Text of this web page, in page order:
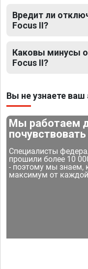
Вредит ли
Focus II?
Каковы минусы
Focus II?
Вы не узнаете
Мы работаем
Специалисты
прошили более 10
- поэтому мы знаем,
максимум от